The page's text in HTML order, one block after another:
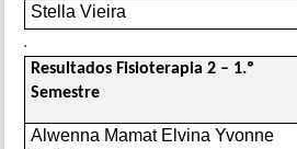
Stella Vieira
.
Resultados Fisioterapia 2 – 1.º
Semestre
Alwenna Mamat Elvina Yvonne